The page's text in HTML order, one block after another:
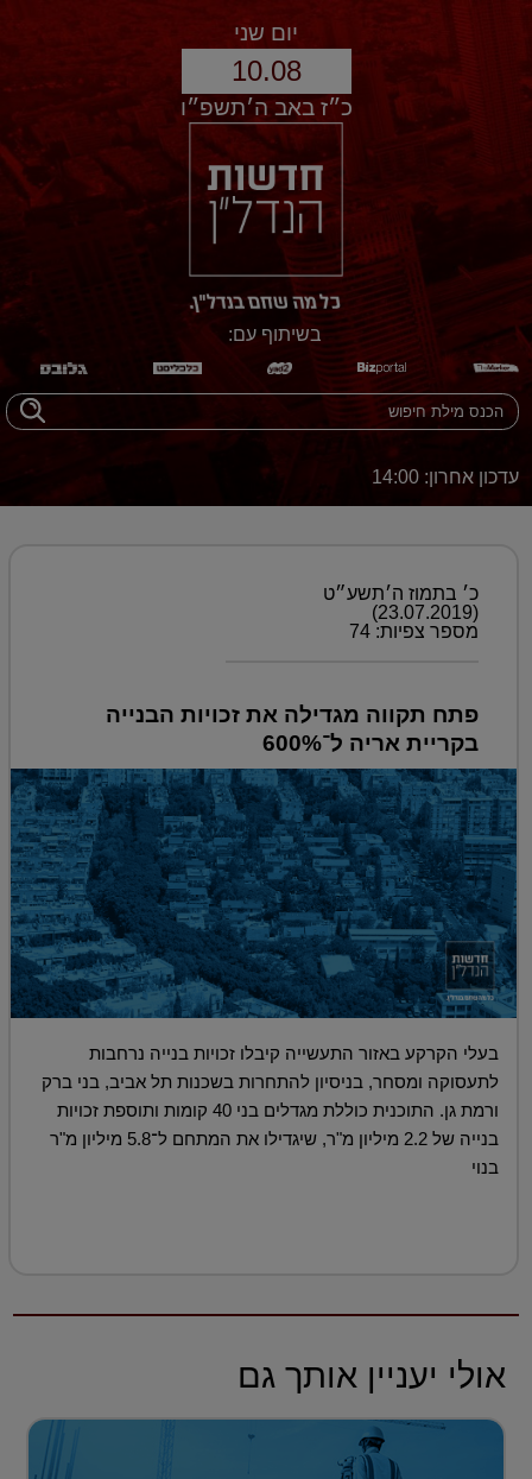
יום שני
10.08
כ״ז באב ה׳תשפ״ו
בשיתוף עם:
עדכון אחרון: 14:00
כ׳ בתמוז ה׳תשע״ט
(23.07.2019)
מספר צפיות: 74
פתח תקווה מגדילה את זכויות הבנייה
בקריית אריה ל־600%
בעלי הקרקע באזור התעשייה קיבלו זכויות בנייה נרחבות
לתעסוקה ומסחר, בניסיון להתחרות בשכנות תל אביב, בני ברק
ורמת גן. התוכנית כוללת מגדלים בני 40 קומות ותוספת זכויות
בנייה של 2.2 מיליון מ"ר, שיגדילו את המתחם ל־5.8 מיליון מ"ר
בנוי
אולי יעניין אותך גם